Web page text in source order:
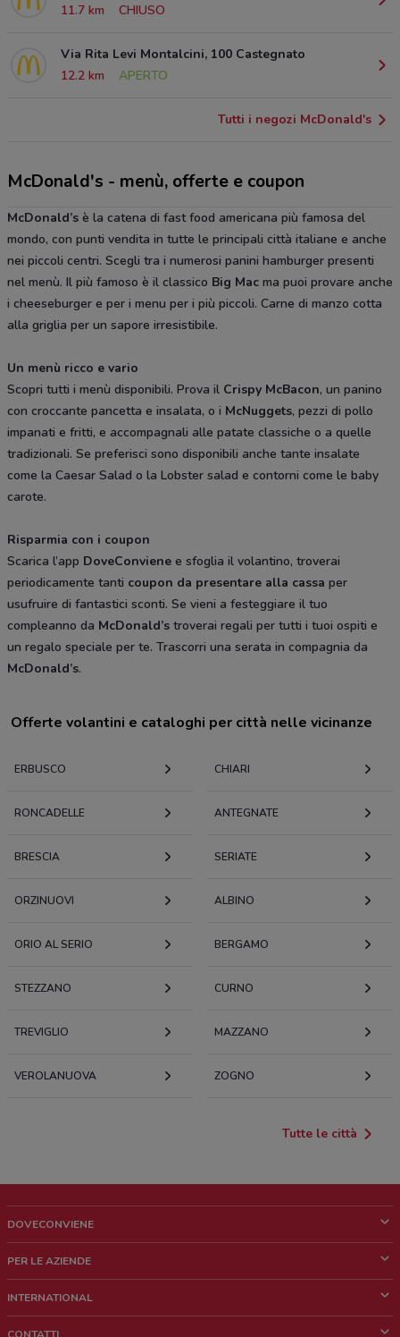
11.7 km
CHIUSO
Via Rita Levi Montalcini, 100 Castegnato
12.2 km
APERTO
Tutti i negozi McDonald's
McDonald's - menù, offerte e coupon
McDonald’s è la catena di fast food americana più famosa del
mondo, con punti vendita in tutte le principali città italiane e anche
nei piccoli centri. Scegli tra i numerosi panini hamburger presenti
nel menù. Il più famoso è il classico Big Mac ma puoi provare anche
i cheeseburger e per i menu per i più piccoli. Carne di manzo cotta
alla griglia per un sapore irresistibile.
Un menù ricco e vario
Scopri tutti i menù disponibili. Prova il Crispy McBacon, un panino
con croccante pancetta e insalata, o i McNuggets, pezzi di pollo
impanati e fritti, e accompagnali alle patate classiche o a quelle
tradizionali. Se preferisci sono disponibili anche tante insalate
come la Caesar Salad o la Lobster salad e contorni come le baby
carote.
Risparmia con i coupon
Scarica l’app DoveConviene e sfoglia il volantino, troverai
periodicamente tanti coupon da presentare alla cassa per
usufruire di fantastici sconti. Se vieni a festeggiare il tuo
compleanno da McDonald’s troverai regali per tutti i tuoi ospiti e
un regalo speciale per te. Trascorri una serata in compagnia da
McDonald’s.
Offerte volantini e cataloghi per città nelle vicinanze
ERBUSCO CHIARI
RONCADELLE ANTEGNATE
BRESCIA SERIATE
ORZINUOVI ALBINO
ORIO AL SERIO BERGAMO
STEZZANO CURNO
TREVIGLIO MAZZANO
VEROLANUOVA ZOGNO
Tutte le città
DOVECONVIENE
Chi siamo
PER LE AZIENDE
Richieste commerciali e marketing
INTERNATIONAL